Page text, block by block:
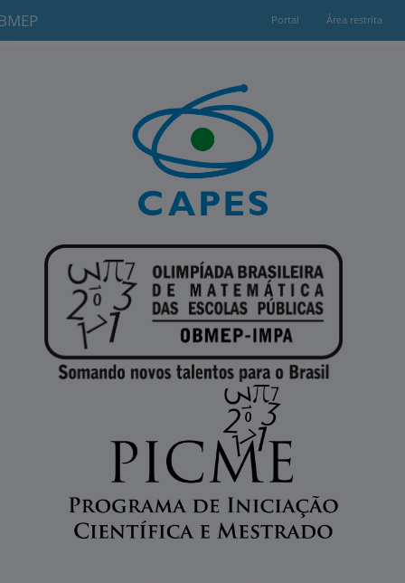
Portal Área restrita